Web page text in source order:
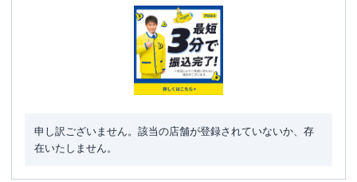
申し訳ございません。該当の店舗が登録されていないか、存
在いたしません。